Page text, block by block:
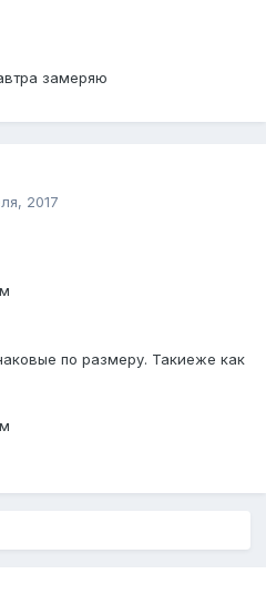
замеряю
2017
по размеру. Такиеже как